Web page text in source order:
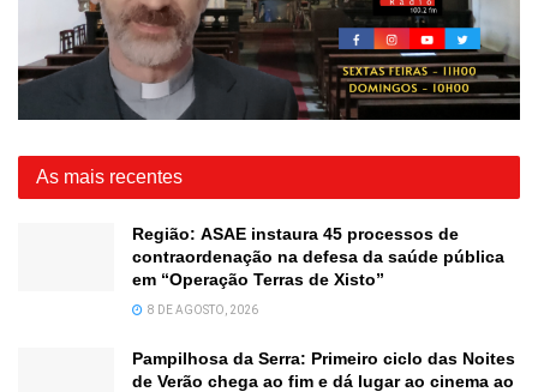
As mais recentes
Região: ASAE instaura 45 processos de
contraordenação na defesa da saúde pública
em “Operação Terras de Xisto”
8 DE AGOSTO, 2026
Pampilhosa da Serra: Primeiro ciclo das Noites
de Verão chega ao fim e dá lugar ao cinema ao